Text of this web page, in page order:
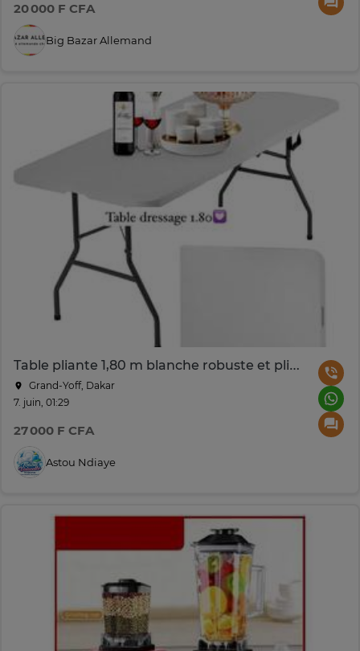
20 000 F CFA
Big Bazar Allemand
Table pliante 1,80 m blanche robuste et pliable
Grand-Yoff, Dakar
7. juin, 01:29
27 000 F CFA
Astou Ndiaye